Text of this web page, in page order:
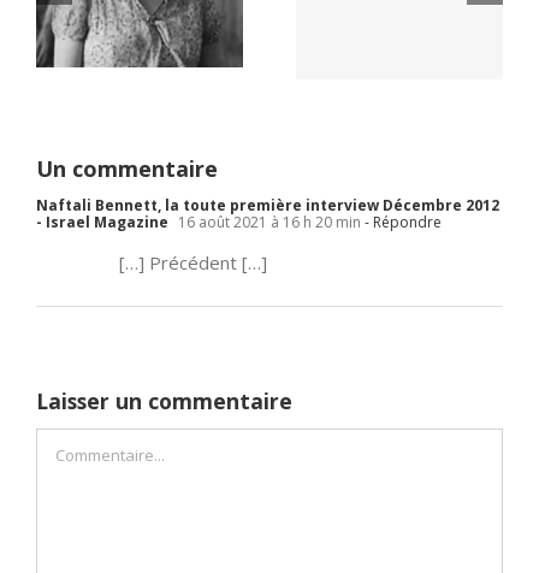
Dreams (1989)
Un commentaire
Naftali Bennett, la toute première interview Décembre 2012
- Israel Magazine 16 août 2021 à 16 h 20 min - Répondre
[…] Précédent […]
Laisser un commentaire